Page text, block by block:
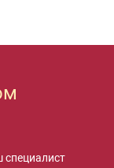
специалист